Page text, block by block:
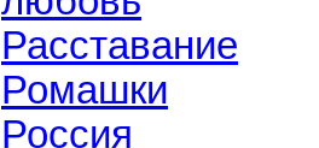
Расставание
Ромашки
Россия